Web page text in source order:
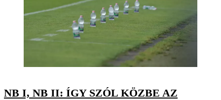
NB I, NB II: ÍGY SZÓL KÖZBE AZ